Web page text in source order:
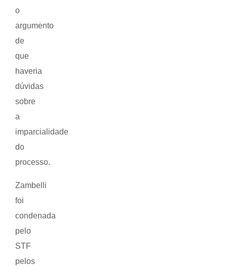
o
argumento
de
que
haveria
dúvidas
sobre
a
imparcialidade
do
processo.
Zambelli
foi
condenada
pelo
STF
pelos